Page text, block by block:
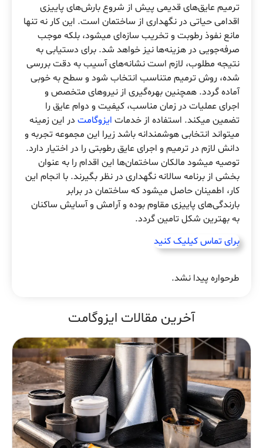
ترمیم عایق‌های قدیمی پیش از شروع بارش‌های پاییزی
اقدامی حیاتی در نگهداری از ساختمان است. این کار نه تنها
مانع نفوذ رطوبت و تخریب سازه‌ای میشود، بلکه موجب
صرفه‌جویی در هزینه‌ها نیز خواهد شد. برای دستیابی به
نتیجه مطلوب، لازم است نشانه‌های آسیب به دقت بررسی
شده، روش ترمیم متناسب انتخاب شود و سطح به خوبی
آماده گردد. همچنین بهره‌گیری از نیروهای متخصص و
اجرای عملیات در زمان مناسب، کیفیت و دوام عایق را
تضمین میکند. استفاده از خدمات ایزوگامت در این زمینه
میتواند انتخابی هوشمندانه باشد زیرا این مجموعه تجربه و
دانش لازم در ترمیم و اجرای عایق رطوبتی را در اختیار دارد.
توصیه میشود مالکان ساختمان‌ها این اقدام را به عنوان
بخشی از برنامه سالانه نگهداری در نظر بگیرند. با انجام این
کار، اطمینان حاصل میشود که ساختمان در برابر
بارندگی‌های پاییزی مقاوم بوده و آرامش و آسایش ساکنان
به بهترین شکل تامین گردد.
برای تماس کیلیک کنید
طرحواره پیدا نشد.
آخرین مقالات ایزوگامت